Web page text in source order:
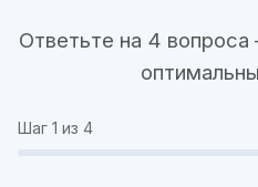
Ответьте на 4
Шаг 1 из 4